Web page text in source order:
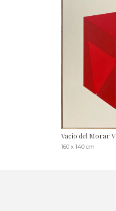
Vacío del Morar V
160 x 140 cm